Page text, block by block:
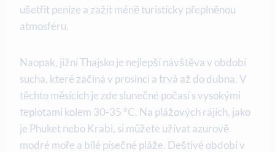
ušetřit peníze a zažít méně turisticky přeplněnou
atmosféru.
Naopak, jižní Thajsko je nejlepší návštěva v období
sucha, které začíná v prosinci a trvá až do dubna. V
těchto měsících je zde slunečné počasí s vysokými
teplotami kolem 30-35 °C. Na plážových rájích, jako
je Phuket nebo Krabi, si můžete užívat azurově
modré moře a bílé písečné pláže. Deštivé období v